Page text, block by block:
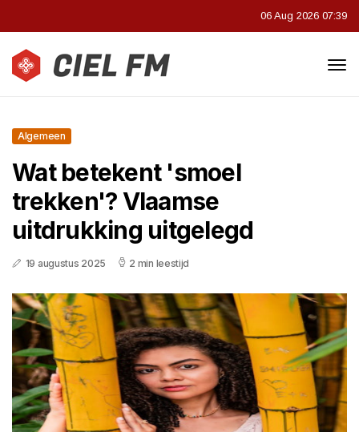
06 Aug 2026 07:39
Algemeen
Wat betekent 'smoel
trekken'? Vlaamse
uitdrukking uitgelegd
19 augustus 2025 2 min leestijd